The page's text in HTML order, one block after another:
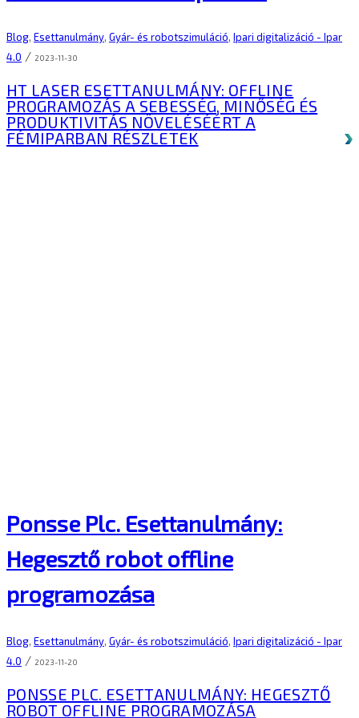
Blog, Esettanulmány, Gyár- és robotszimuláció, Ipari digitalizáció - Ipar
4.0 / 2023-11-30
HT LASER ESETTANULMÁNY: OFFLINE
PROGRAMOZÁS A SEBESSÉG, MINŐSÉG ÉS
PRODUKTIVITÁS NÖVELÉSÉÉRT A
FÉMIPARBAN RÉSZLETEK
Ponsse Plc. Esettanulmány:
Hegesztő robot offline
programozása
Blog, Esettanulmány, Gyár- és robotszimuláció, Ipari digitalizáció - Ipar
4.0 / 2023-11-20
PONSSE PLC. ESETTANULMÁNY: HEGESZTŐ
ROBOT OFFLINE PROGRAMOZÁSA